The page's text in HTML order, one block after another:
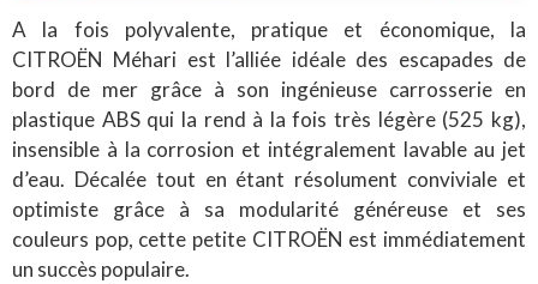
A la fois polyvalente, pratique et économique, la
CITROËN Méhari est l’alliée idéale des escapades de
bord de mer grâce à son ingénieuse carrosserie en
plastique ABS qui la rend à la fois très légère (525 kg),
insensible à la corrosion et intégralement lavable au jet
d’eau. Décalée tout en étant résolument conviviale et
optimiste grâce à sa modularité généreuse et ses
couleurs pop, cette petite CITROËN est immédiatement
un succès populaire.